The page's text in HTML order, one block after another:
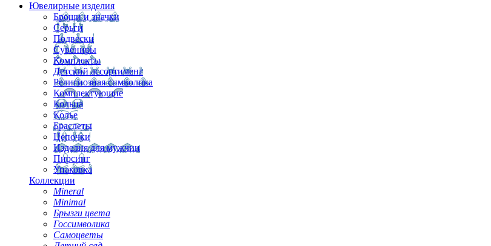
Ювелирные изделия
Броши и значки
Серьги
Подвески
Сувениры
Комплекты
Детский ассортимент
Религиозная символика
Комплектующие
Кольца
Колье
Браслеты
Цепочки
Изделия для мужчин
Пирсинг
Упаковка
Коллекции
Mineral
Minimal
Брызги цвета
Госсимволика
Самоцветы